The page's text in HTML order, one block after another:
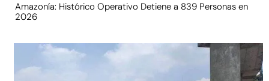
Amazonía: Histórico Operativo Detiene a 839 Personas en
2026